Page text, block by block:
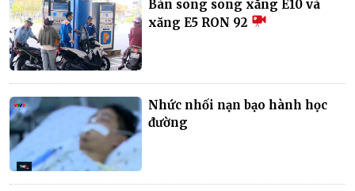
Bán song song xăng E10 và
xăng E5 RON 92
Nhức nhối nạn bạo hành học
đường